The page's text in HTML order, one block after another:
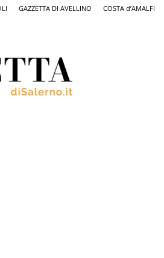
GAZZETTA DI AVELLINO COSTA d’AMALFI